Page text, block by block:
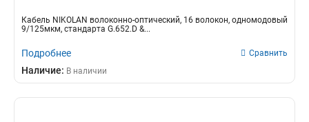
Кабель NIKOLAN волоконно-оптический, 16 волокон, одномодовый
9/125мкм, стандарта G.652.D &...
Подробнее Сравнить
Наличие: В наличии